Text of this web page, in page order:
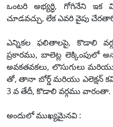
ఒంటరి అభ్యర్ధి, గోగినేని
చూడవచ్చు, లేక ఎవరి వైపు
ఎన్నికల ఫలితాలపై, కొడాలి
ప్రకారము, బాలెట్ల లెక్కింపులో
అవకతవకలు, లొసుగులు
తో, తానా బోర్డ్ మరియు ఎలెక్షన్
3 వ తేదీ, కొడాలి వర్గము వారంతా.
అందులో ముఖ్యమైనవి :